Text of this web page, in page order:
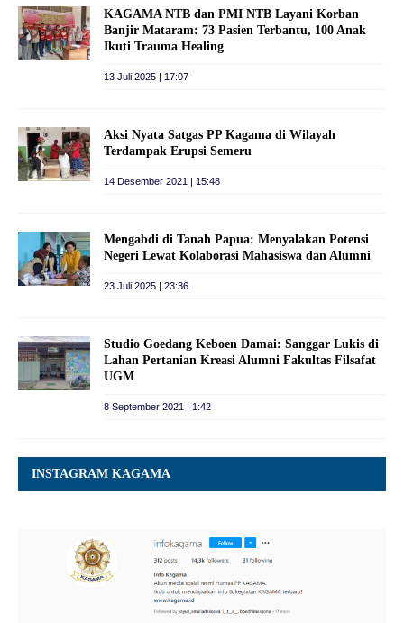
KAGAMA NTB dan PMI NTB Layani Korban
Banjir Mataram: 73 Pasien Terbantu, 100 Anak
Ikuti Trauma Healing
13 Juli 2025 | 17:07
Aksi Nyata Satgas PP Kagama di Wilayah
Terdampak Erupsi Semeru
14 Desember 2021 | 15:48
Mengabdi di Tanah Papua: Menyalakan Potensi
Negeri Lewat Kolaborasi Mahasiswa dan Alumni
23 Juli 2025 | 23:36
Studio Goedang Keboen Damai: Sanggar Lukis di
Lahan Pertanian Kreasi Alumni Fakultas Filsafat
UGM
8 September 2021 | 1:42
INSTAGRAM KAGAMA